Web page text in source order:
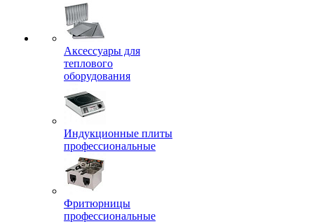
Аксессуары для
теплового
оборудования
Индукционные плиты
профессиональные
Фритюрницы
профессиональные